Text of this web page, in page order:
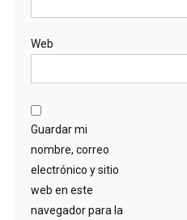
Web
Guardar mi
nombre, correo
electrónico y sitio
web en este
navegador para la